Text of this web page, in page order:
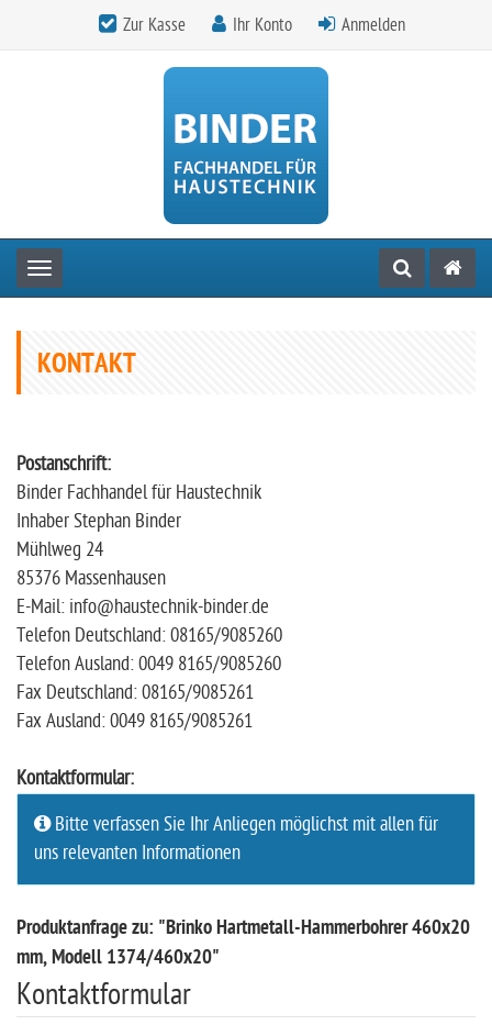
Zur Kasse Ihr Konto Anmelden
Toggle navigation
KONTAKT
Postanschrift:
Binder Fachhandel für Haustechnik
Inhaber Stephan Binder
Mühlweg 24
85376 Massenhausen
E-Mail: info@haustechnik-binder.de
Telefon Deutschland: 08165/9085260
Telefon Ausland: 0049 8165/9085260
Fax Deutschland: 08165/9085261
Fax Ausland: 0049 8165/9085261
Kontaktformular:
Bitte verfassen Sie Ihr Anliegen möglichst mit allen für
uns relevanten Informationen
Produktanfrage zu: "Brinko Hartmetall-Hammerbohrer 460x20
mm, Modell 1374/460x20"
Kontaktformular